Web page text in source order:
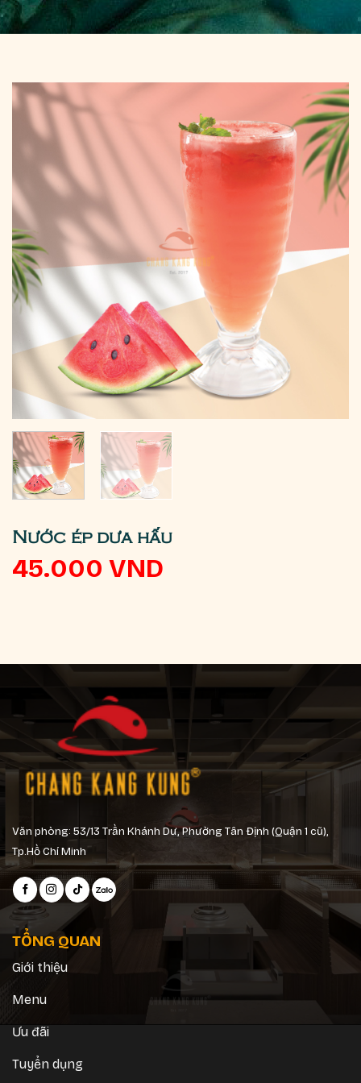
Nước ép dưa hấu
45.000 VND
Văn phòng: 53/13 Trần Khánh Dư, Phường Tân Định (Quận 1 cũ),
Tp.Hồ Chí Minh
TỔNG QUAN
Giới thiệu
Menu
Ưu đãi
Tuyển dụng